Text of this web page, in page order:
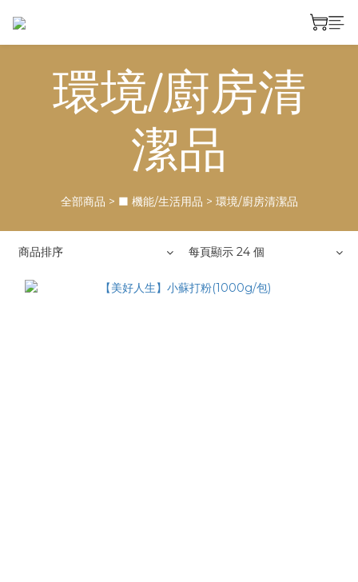
環境/廚房清
潔品
全部商品 > ■ 機能/生活用品 > 環境/廚房清潔品
商品排序 每頁顯示 24 個